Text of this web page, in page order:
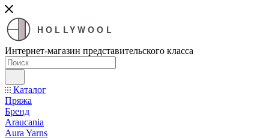
HOLLYWOOL
Интернет-магазин представительского класса
Каталог
Пряжа
Бренд
Araucania
Aura Yarns